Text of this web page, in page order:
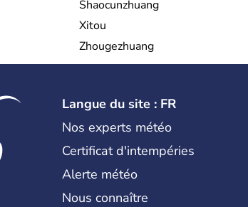
Shaocunzhuang
Xitou
Zhougezhuang
Langue du site : FR
Nos experts météo
Certificat d'intempéries
Alerte météo
Nous connaître